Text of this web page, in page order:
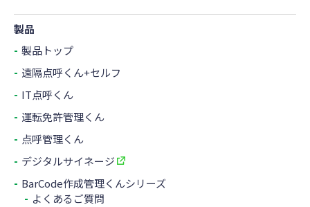
製品
製品トップ
遠隔点呼くん+セルフ
IT点呼くん
運転免許管理くん
点呼管理くん
デジタルサイネージ
BarCode作成管理くんシリーズ
よくあるご質問